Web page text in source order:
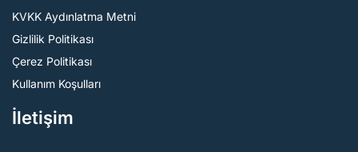
KVKK Aydınlatma Metni
Gizlilik Politikası
Çerez Politikası
Kullanım Koşulları
İletişim